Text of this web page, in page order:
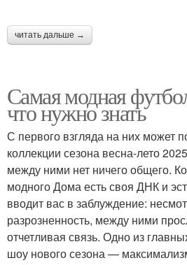
читать дальше →
Самая модная
что нужно знать
С первого взгляда на них может
коллекции сезона весна-лето
между ними нет ничего общего.
модного Дома есть своя ДНК и
вводит вас в заблуждение:
разрозненность, между ними
отчетливая связь. Одно из
шоу нового сезона —